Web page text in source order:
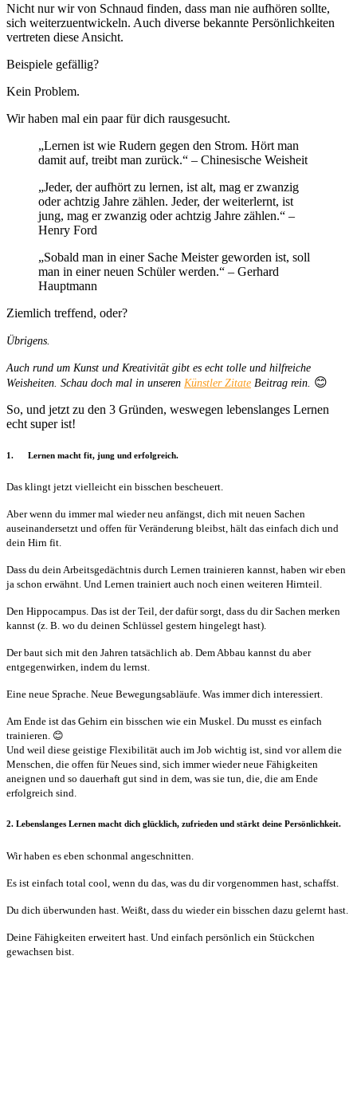
Nicht nur wir von Schnaud finden, dass man nie aufhören sollte,
sich weiterzuentwickeln. Auch diverse bekannte Persönlichkeiten
vertreten diese Ansicht.
Beispiele gefällig?
Kein Problem.
Wir haben mal ein paar für dich rausgesucht.
„Lernen ist wie Rudern gegen den Strom. Hört man
damit auf, treibt man zurück.“ – Chinesische Weisheit
„Jeder, der aufhört zu lernen, ist alt, mag er zwanzig
oder achtzig Jahre zählen. Jeder, der weiterlernt, ist
jung, mag er zwanzig oder achtzig Jahre zählen.“ –
Henry Ford
„Sobald man in einer Sache Meister geworden ist, soll
man in einer neuen Schüler werden.“ – Gerhard
Hauptmann
Ziemlich treffend, oder?
Übrigens.
Auch rund um Kunst und Kreativität gibt es echt tolle und hilfreiche
Weisheiten. Schau doch mal in unseren Künstler Zitate Beitrag rein. 😊
So, und jetzt zu den 3 Gründen, weswegen lebenslanges Lernen
echt super ist!
1. Lernen macht fit, jung und erfolgreich.
Das klingt jetzt vielleicht ein bisschen bescheuert.
Aber wenn du immer mal wieder neu anfängst, dich mit neuen Sachen
auseinandersetzt und offen für Veränderung bleibst, hält das einfach dich und
dein Hirn fit.
Dass du dein Arbeitsgedächtnis durch Lernen trainieren kannst, haben wir eben
ja schon erwähnt. Und Lernen trainiert auch noch einen weiteren Hirnteil.
Den Hippocampus. Das ist der Teil, der dafür sorgt, dass du dir Sachen merken
kannst (z. B. wo du deinen Schlüssel gestern hingelegt hast).
Der baut sich mit den Jahren tatsächlich ab. Dem Abbau kannst du aber
entgegenwirken, indem du lernst.
Eine neue Sprache. Neue Bewegungsabläufe. Was immer dich interessiert.
Am Ende ist das Gehirn ein bisschen wie ein Muskel. Du musst es einfach
trainieren. 😊
Und weil diese geistige Flexibilität auch im Job wichtig ist, sind vor allem die
Menschen, die offen für Neues sind, sich immer wieder neue Fähigkeiten
aneignen und so dauerhaft gut sind in dem, was sie tun, die, die am Ende
erfolgreich sind.
2. Lebenslanges Lernen macht dich glücklich, zufrieden und stärkt deine Persönlichkeit.
Wir haben es eben schonmal angeschnitten.
Es ist einfach total cool, wenn du das, was du dir vorgenommen hast, schaffst.
Du dich überwunden hast. Weißt, dass du wieder ein bisschen dazu gelernt hast.
Deine Fähigkeiten erweitert hast. Und einfach persönlich ein Stückchen
gewachsen bist.